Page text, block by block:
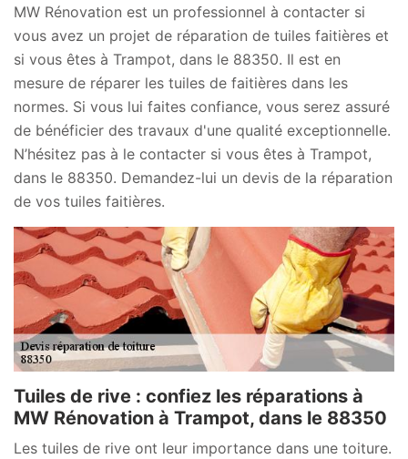
MW Rénovation est un professionnel à contacter si
vous avez un projet de réparation de tuiles faitières et
si vous êtes à Trampot, dans le 88350. Il est en
mesure de réparer les tuiles de faitières dans les
normes. Si vous lui faites confiance, vous serez assuré
de bénéficier des travaux d'une qualité exceptionnelle.
N’hésitez pas à le contacter si vous êtes à Trampot,
dans le 88350. Demandez-lui un devis de la réparation
de vos tuiles faitières.
Tuiles de rive : confiez les réparations à
MW Rénovation à Trampot, dans le 88350
Les tuiles de rive ont leur importance dans une toiture.